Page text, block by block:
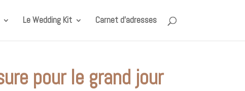
Le Wedding Kit Carnet d’adresses
pour le grand jour